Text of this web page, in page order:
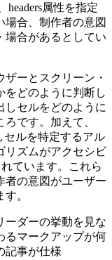
headers属性を指定
場合、制作者の意図
場合があるとしてい
ーとスクリーン・
をどのように判断し
しセルをどのように
です。加えて、
ルを特定するアル
リズムがアクセシビ
ています。これら
者の意図がユーザー
。
ーダーの挙動を見な
るマークアップが何
記事が仕様